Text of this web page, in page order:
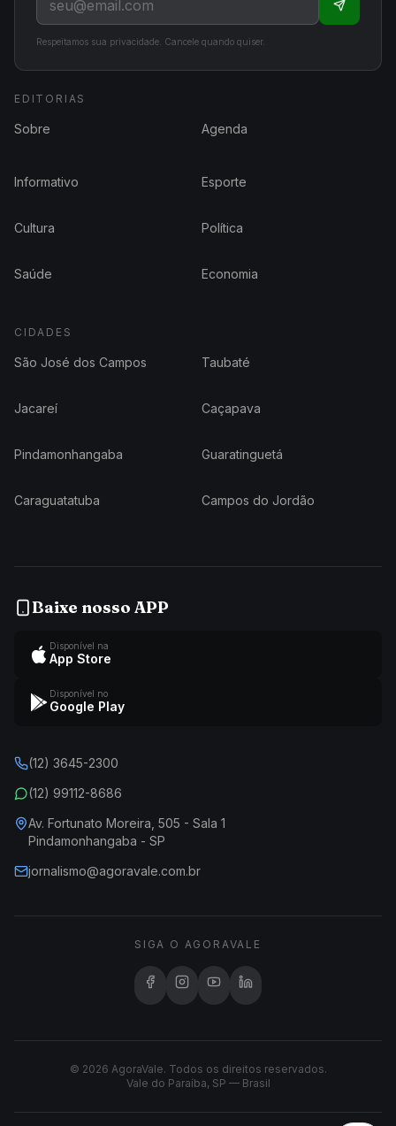
Respeitamos sua privacidade. Cancele quando quiser.
EDITORIAS
Sobre Agenda
Informativo Esporte
Cultura Política
Saúde Economia
CIDADES
São José dos Campos Taubaté
Jacareí Caçapava
Pindamonhangaba Guaratinguetá
Caraguatatuba Campos do Jordão
Baixe nosso APP
Disponível na
App Store
Disponível no
Google Play
(12) 3645-2300
(12) 99112-8686
Av. Fortunato Moreira, 505 - Sala 1
Pindamonhangaba - SP
jornalismo@agoravale.com.br
SIGA O AGORAVALE
© 2026 AgoraVale. Todos os direitos reservados.
Vale do Paraíba, SP — Brasil